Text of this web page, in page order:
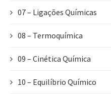
07 – Ligações Químicas
08 – Termoquímica
09 – Cinética Química
10 – Equilíbrio Químico